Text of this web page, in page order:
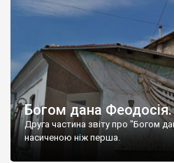
Богом дана
Друга частина звіту про "Богом
насиченою ніж перша.